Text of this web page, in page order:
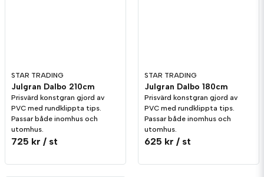
STAR TRADING
Julgran Dalbo 210cm
Prisvärd konstgran gjord av
PVC med rundklippta tips.
Passar både inomhus och
utomhus.
725 kr / st
STAR TRADING
Julgran Dalbo 180cm
Prisvärd konstgran gjord av
PVC med rundklippta tips.
Passar både inomhus och
utomhus.
625 kr / st